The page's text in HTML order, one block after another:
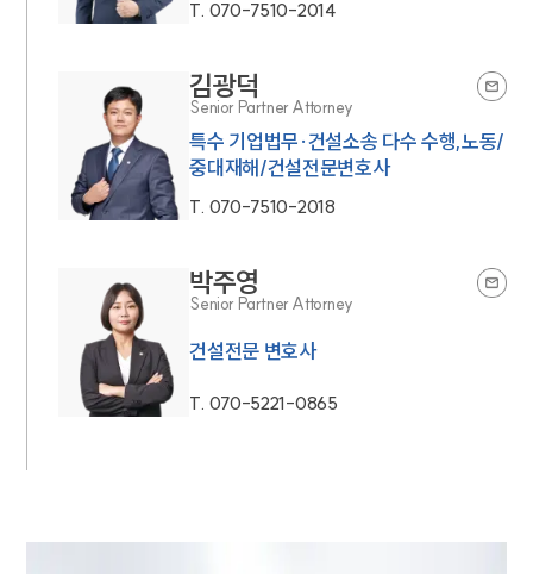
T. 070-7510-2014
김광덕
Senior Partner Attorney
특수 기업법무·건설소송 다수 수행,노동/
중대재해/건설전문변호사
T. 070-7510-2018
박주영
Senior Partner Attorney
건설전문 변호사
T. 070-5221-0865